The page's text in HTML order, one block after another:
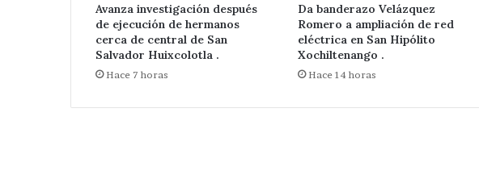
Avanza investigación después
de ejecución de hermanos
cerca de central de San
Salvador Huixcolotla .
Hace 7 horas
Da banderazo Velázquez
Romero a ampliación de red
eléctrica en San Hipólito
Xochiltenango .
Hace 14 horas